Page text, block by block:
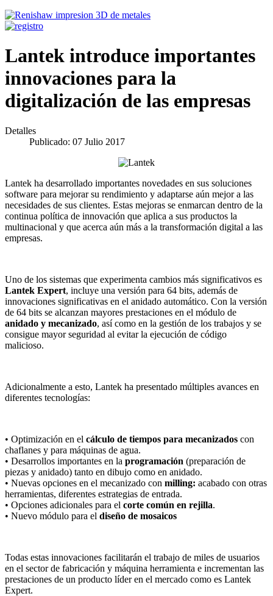
Lantek introduce importantes
innovaciones para la
digitalización de las empresas
Detalles
Publicado: 07 Julio 2017
Lantek ha desarrollado importantes novedades en sus soluciones
software para mejorar su rendimiento y adaptarse aún mejor a las
necesidades de sus clientes. Estas mejoras se enmarcan dentro de la
continua política de innovación que aplica a sus productos la
multinacional y que acerca aún más a la transformación digital a las
empresas.
Uno de los sistemas que experimenta cambios más significativos es
Lantek Expert, incluye una versión para 64 bits, además de
innovaciones significativas en el anidado automático. Con la versión
de 64 bits se alcanzan mayores prestaciones en el módulo de
anidado y mecanizado, así como en la gestión de los trabajos y se
consigue mayor seguridad al evitar la ejecución de código
malicioso.
Adicionalmente a esto, Lantek ha presentado múltiples avances en
diferentes tecnologías:
• Optimización en el cálculo de tiempos para mecanizados con
chaflanes y para máquinas de agua.
• Desarrollos importantes en la programación (preparación de
piezas y anidado) tanto en dibujo como en anidado.
• Nuevas opciones en el mecanizado con milling: acabado con otras
herramientas, diferentes estrategias de entrada.
• Opciones adicionales para el corte común en rejilla.
• Nuevo módulo para el diseño de mosaicos
Todas estas innovaciones facilitarán el trabajo de miles de usuarios
en el sector de fabricación y máquina herramienta e incrementan las
prestaciones de un producto líder en el mercado como es Lantek
Expert.